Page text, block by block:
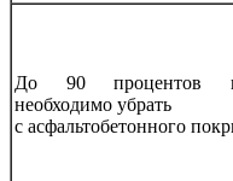
До 90 процентов
необходимо убрать
с асфальтобетонного